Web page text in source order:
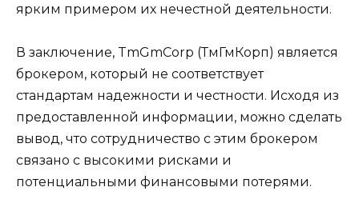
ярким примером их нечестной деятельности.
В заключение, TmGmCorp (ТмГмКорп) является
брокером, который не соответствует
стандартам надежности и честности. Исходя из
предоставленной информации, можно сделать
вывод, что сотрудничество с этим брокером
связано с высокими рисками и
потенциальными финансовыми потерями.